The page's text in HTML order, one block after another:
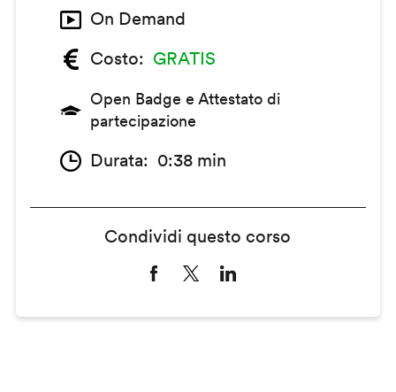
On Demand
Costo
GRATIS
Open Badge e Attestato di
partecipazione
Durata 0:38 min
Condividi questo corso